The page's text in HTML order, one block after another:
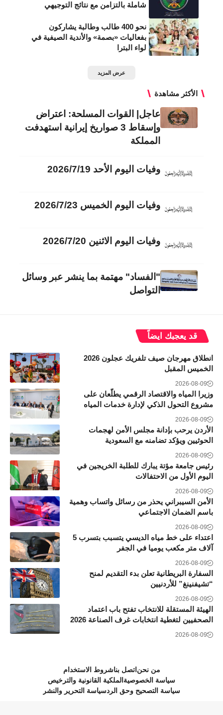
شاملة بالتزامن مع نتائج التوجيهي
نحو 400 طالب وطالبة يشاركون
بفعاليات «بصمة» والأندية الصيفية في
لواء البترا
عرض المزيد
الأكثر مشاهدة
عاجل| القوات المسلحة: اعتراض
وإسقاط 3 صواريخ إيرانية استهدفت
المملكة
وفيات اليوم الأحد 2026/7/19
وفيات اليوم الخميس 2026/7/23
وفيات اليوم الاثنين 2026/7/20
"الفساد" مهتمة بما ينشر عبر وسائل
التواصل
قد يعجبك ايضاً
انطلاق مهرجان صيف تلفريك عجلون 2026
الخميس المقبل
2026-08-09
وزيرا المياه والاقتصاد الرقمي يطلّعان على
مشروع التحول الذكي لإدارة خدمات المياه
2026-08-09
الأردن يرحب بإدانة مجلس الأمن لهجمات
الحوثيين ويؤكد تضامنه مع السعودية
2026-08-09
رئيس جامعة مؤتة يبارك للطلبة الخريجين في
اليوم الأول من الاحتفالات
2026-08-09
الأمن السيبراني يحذر من رسائل واتساب وهمية
باسم الضمان الاجتماعي
2026-08-09
اعتداء على خط مياه الديسي يتسبب بتسرب 5
آلاف متر مكعب يوميا في الجفر
2026-08-09
السفارة البريطانية تعلن بدء التقديم لمنح
“تشيفنينغ” للأردنيين
2026-08-09
الهيئة المستقلة للانتخاب تفتح باب اعتماد
الصحفيين لتغطية انتخابات غرف الصناعة 2026
2026-08-09
من نحن اتصل بناشروط الاستخدام
سياسة الخصوصية الملكية القانونية والترخيص
سياسة التصحيح وحق الردسياسة التحرير والنشر